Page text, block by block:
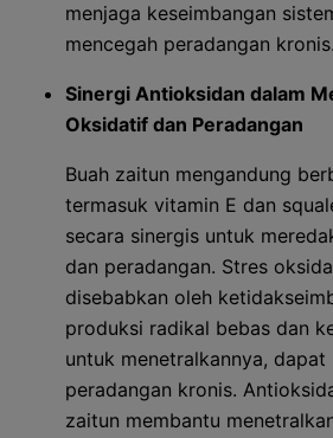
menjaga keseimbangan
mencegah peradangan kronis.
Sinergi Antioksidan dalam
Oksidatif dan Peradangan
Buah zaitun mengandung
termasuk vitamin E dan
secara sinergis untuk
dan peradangan. Stres
disebabkan oleh
produksi radikal bebas dan
untuk menetralkannya, dapat
peradangan kronis.
zaitun membantu